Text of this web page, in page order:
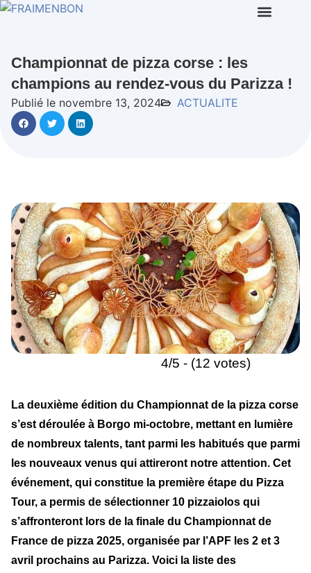
Championnat de pizza corse : les
champions au rendez-vous du Parizza !
Publié le novembre 13, 2024 ACTUALITE
4/5 - (12 votes)
La deuxième édition du Championnat de la pizza corse
s’est déroulée à Borgo mi-octobre, mettant en lumière
de nombreux talents, tant parmi les habitués que parmi
les nouveaux venus qui attireront notre attention. Cet
événement, qui constitue la première étape du Pizza
Tour, a permis de sélectionner 10 pizzaiolos qui
s’affronteront lors de la finale du Championnat de
France de pizza 2025, organisée par l’APF les 2 et 3
avril prochains au Parizza. Voici la liste des